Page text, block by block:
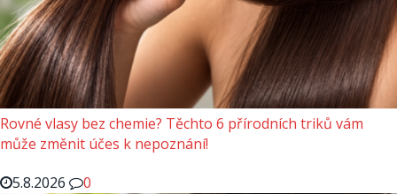
Rovné vlasy bez chemie? Těchto 6 přírodních triků vám
může změnit účes k nepoznání!
5.8.2026
0